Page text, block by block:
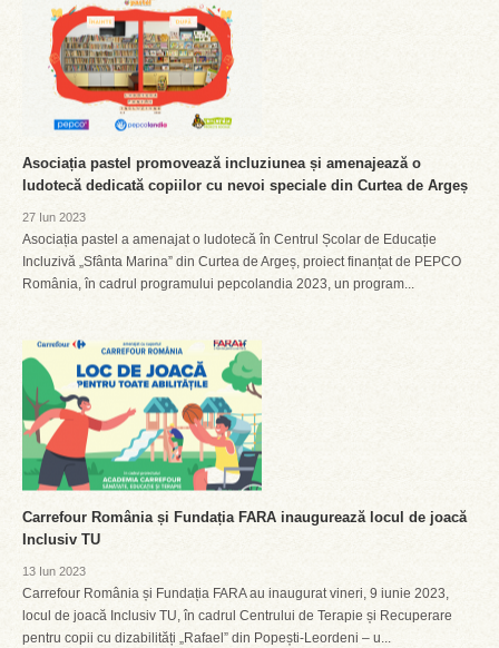
Asociația pastel promovează incluziunea și amenajează o
ludotecă dedicată copiilor cu nevoi speciale din Curtea de Argeș
27 Iun 2023
Asociația pastel a amenajat o ludotecă în Centrul Școlar de Educație
Incluzivă „Sfânta Marina” din Curtea de Argeș, proiect finanțat de PEPCO
România, în cadrul programului pepcolandia 2023, un program...
Carrefour România și Fundația FARA inaugurează locul de joacă
Inclusiv TU
13 Iun 2023
Carrefour România și Fundația FARA au inaugurat vineri, 9 iunie 2023,
locul de joacă Inclusiv TU, în cadrul Centrului de Terapie și Recuperare
pentru copii cu dizabilități „Rafael” din Popești-Leordeni – u...